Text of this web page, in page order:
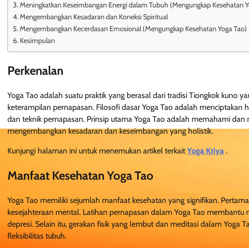
Meningkatkan Keseimbangan Energi dalam Tubuh (Mengungkap Kesehatan
Mengembangkan Kesadaran dan Koneksi Spiritual
Mengembangkan Kecerdasan Emosional (Mengungkap Kesehatan Yoga Tao)
Kesimpulan
Perkenalan
Yoga Tao adalah suatu praktik yang berasal dari tradisi Tiongkok kuno
keterampilan pernapasan. Filosofi dasar Yoga Tao adalah
dan teknik pernapasan. Prinsip utama Yoga Tao adalah memahami
mengembangkan kesadaran dan keseimbangan yang holistik.
Kunjungi halaman ini untuk menemukan artikel terkaitYoga Kriya .
Manfaat Kesehatan Yoga Tao
Yoga Tao memiliki sejumlah manfaat kesehatan yang signifikan.
kesejahteraan mental. Latihan pernapasan dalam Yoga Tao
depresi. Selain itu, gerakan fisik yang lembut dan meditasi dalam
fleksibilitas tubuh.